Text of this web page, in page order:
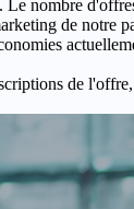
nombre
de notre
de